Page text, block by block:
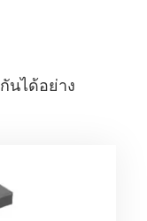
นได้อย่าง